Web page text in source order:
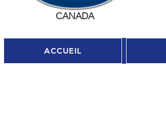
CANADA
ACCUEIL